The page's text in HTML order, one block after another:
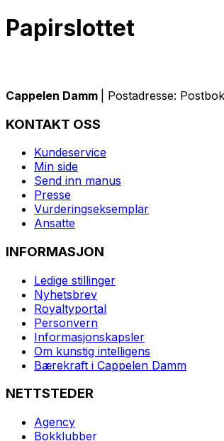
Papirslottet
Cappelen Damm | Postadresse:
KONTAKT OSS
Kundeservice
Min side
Send inn manus
Presse
Vurderingseksemplar
Ansatte
INFORMASJON
Ledige stillinger
Nyhetsbrev
Royaltyportal
Personvern
Informasjonskapsler
Om kunstig intelligens
Bærekraft i Cappelen Damm
NETTSTEDER
Agency
Bokklubber